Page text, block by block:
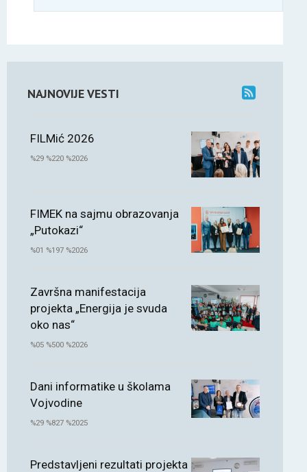
NAJNOVIJE VESTI
FILMić 2026
%29 %220 %2026
FIMEK na sajmu obrazovanja
„Putokazi“
%01 %197 %2026
Završna manifestacija
projekta „Energija je svuda
oko nas“
%05 %500 %2026
Dani informatike u školama
Vojvodine
%29 %827 %2025
Predstavljeni rezultati projekta